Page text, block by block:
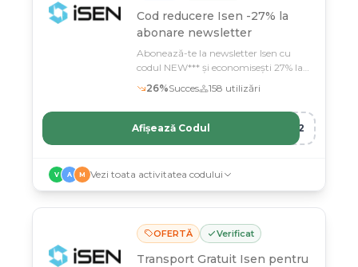
Cod reducere Isen -27% la
abonare newsletter
Abonează-te la newsletter Isen cu
codul NEW*** și economisești 27% la
serviciul de mobilitate urbană
26%Succes 158 utilizări
R12
Afișează Codul
V A M Vezi toata activitatea codului
OFERTĂ Verificat
Transport Gratuit Isen pentru